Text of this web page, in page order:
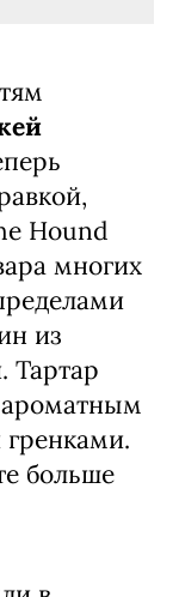
Hound
многих
из
Тартар
больше